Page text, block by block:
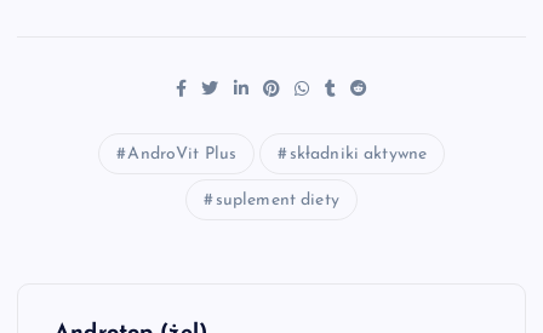
AndroVit Plus składniki aktywne
suplement diety